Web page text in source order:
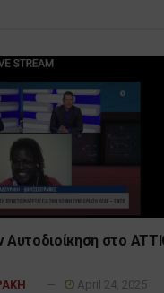
Αυτοδιοίκηση στο
April 24, 2025